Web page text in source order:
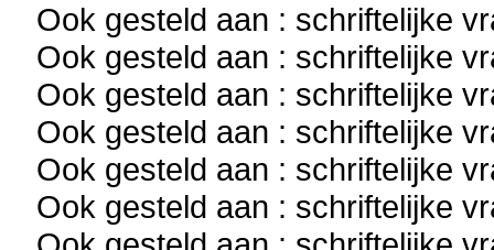
Ook gesteld aan : schriftelijke
Ook gesteld aan : schriftelijke
Ook gesteld aan : schriftelijke
Ook gesteld aan : schriftelijke
Ook gesteld aan : schriftelijke
Ook gesteld aan : schriftelijke